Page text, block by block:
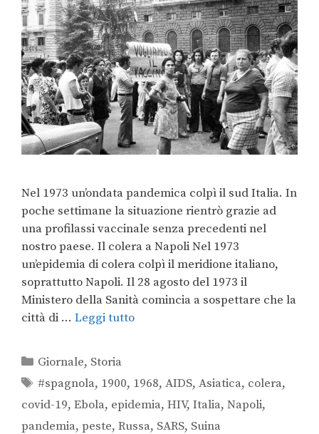
Nel 1973 un’ondata pandemica colpì il sud Italia. In
poche settimane la situazione rientrò grazie ad
una profilassi vaccinale senza precedenti nel
nostro paese. Il colera a Napoli Nel 1973
un’epidemia di colera colpì il meridione italiano,
soprattutto Napoli. Il 28 agosto del 1973 il
Ministero della Sanità comincia a sospettare che la
città di … Leggi tutto
Giornale, Storia
#spagnola, 1900, 1968,AIDS,Asiatica, colera,
covid-19, Ebola, epidemia, HIV, Italia, Napoli,
pandemia, peste, Russa, SARS, Suina